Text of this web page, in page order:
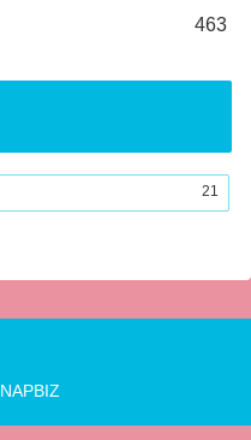
463
21
NAPBIZ